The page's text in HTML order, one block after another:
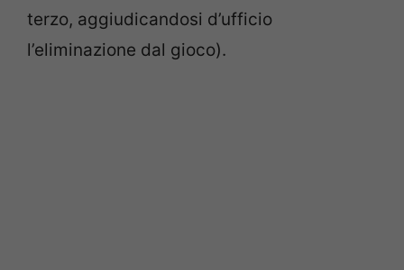
terzo, aggiudicandosi d’ufficio
l’eliminazione dal gioco).